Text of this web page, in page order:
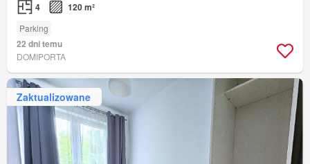
4 120 m²
Parking
22 dni temu
DOMIPORTA
Zaktualizowane